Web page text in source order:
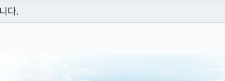
다.
고 있다면 아래 URL에서 도메인 주소를 확인해 보세요